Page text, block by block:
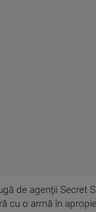
de agenţii Secret
cu o armă în